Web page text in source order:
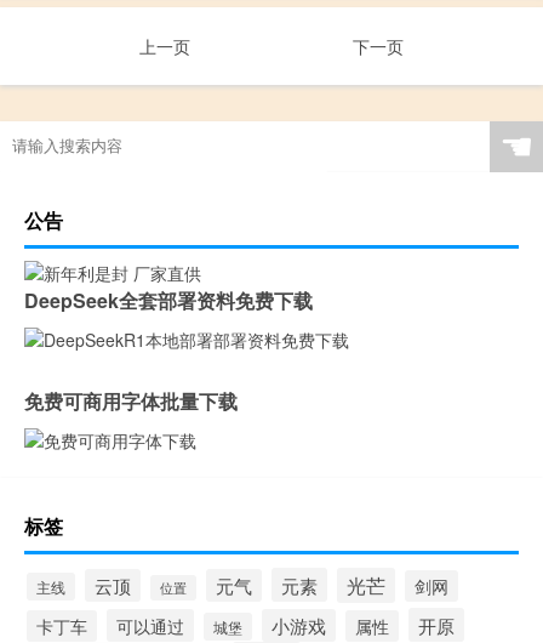
上一页 下一页
☚
公告
DeepSeek全套部署资料免费下载
免费可商用字体批量下载
标签
主线 云顶 位置 元气 元素 光芒
剑网
卡丁车
可以通过 城堡 小游戏 属性 开原